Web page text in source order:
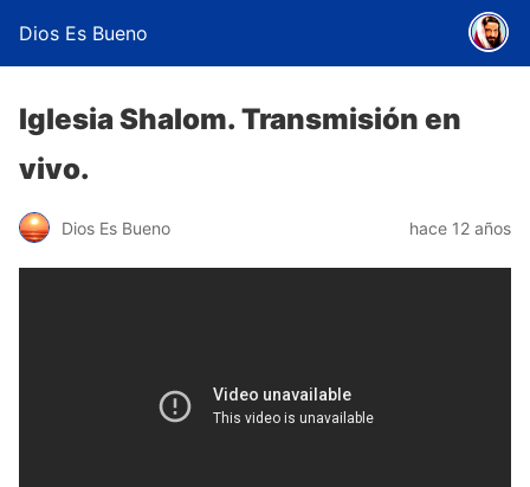
Dios Es Bueno
Iglesia Shalom. Transmisión en
vivo.
Dios Es Bueno hace 12 años